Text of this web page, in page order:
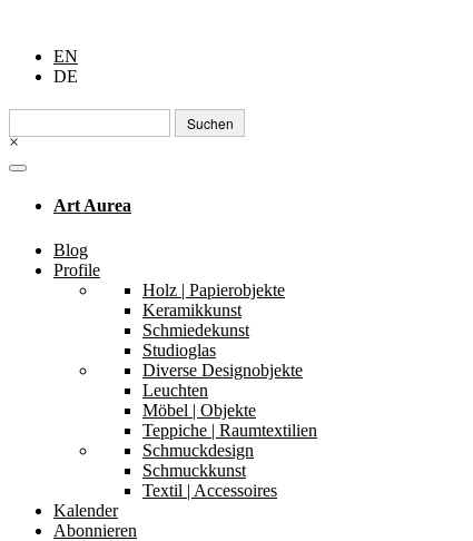
EN
DE
Suchen
nach:
×
Art Aurea
Blog
Profile
Holz | Papierobjekte
Keramikkunst
Schmiedekunst
Studioglas
Diverse Designobjekte
Leuchten
Möbel | Objekte
Teppiche | Raumtextilien
Schmuckdesign
Schmuckkunst
Textil | Accessoires
Kalender
Abonnieren